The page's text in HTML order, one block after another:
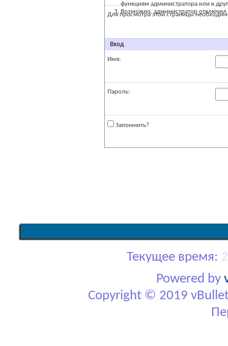
функциям администратора или к
Возможно, администратор отключил
Для просмотра этой страницы
Вход
Имя:
Пароль:
Запомнить?
Текущее время:
Powered by
Copyright © 2019